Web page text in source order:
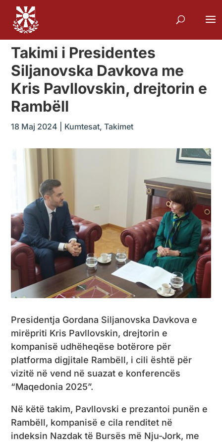
Takimi i Presidentes
Siljanovska Davkova me
Kris Pavllovskin, drejtorin e
Rambëll
18 Maj 2024 Kumtesat,Takimet
Presidentja Gordana Siljanovska Davkova e
mirëpriti Kris Pavllovskin, drejtorin e
kompanisë udhëheqëse botërore për
platforma digjitale Rambëll, i cili është për
vizitë në vend në suazat e konferencës
“Maqedonia 2025”.
Në këtë takim, Pavllovski e prezantoi punën e
Rambëll, kompanisë e cila renditet në
indeksin Nazdak të Bursës më Nju-Jork, me